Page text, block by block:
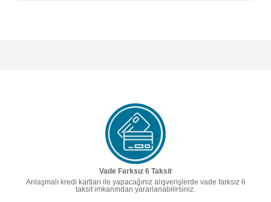
Vade Farksız 6 Taksit
Anlaşmalı kredi kartları ile yapacağınız alışverişlerde vade farksız 6
taksit imkanından yararlanabilirsiniz.